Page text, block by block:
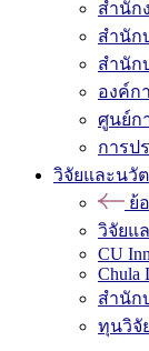
สำนัก
สำนัก
สำนัก
องค์ก
ศูนย์ก
การป
วิจัยและนวั
ย้
วิจัยแ
CU
Chula
สำนัก
ทุนวิจั